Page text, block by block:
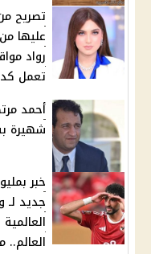
تصريح
عليها
رواد
تعمل
أحمد
شهيرة
خبر
جديد
العالم..